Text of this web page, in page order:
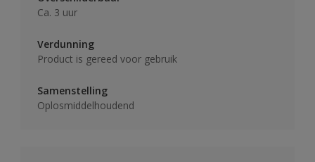
Ca. 3 uur
Verdunning
Product is gereed voor gebruik
Samenstelling
Oplosmiddelhoudend